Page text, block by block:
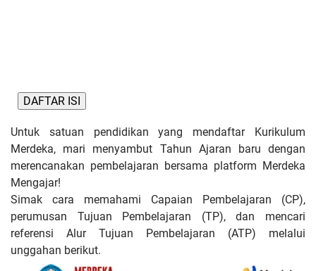
DAFTAR ISI
Untuk satuan pendidikan yang mendaftar Kurikulum
Merdeka, mari menyambut Tahun Ajaran baru dengan
merencanakan pembelajaran bersama platform Merdeka
Mengajar!
Simak cara memahami Capaian Pembelajaran (CP),
perumusan Tujuan Pembelajaran (TP), dan mencari
referensi Alur Tujuan Pembelajaran (ATP) melalui
unggahan berikut.